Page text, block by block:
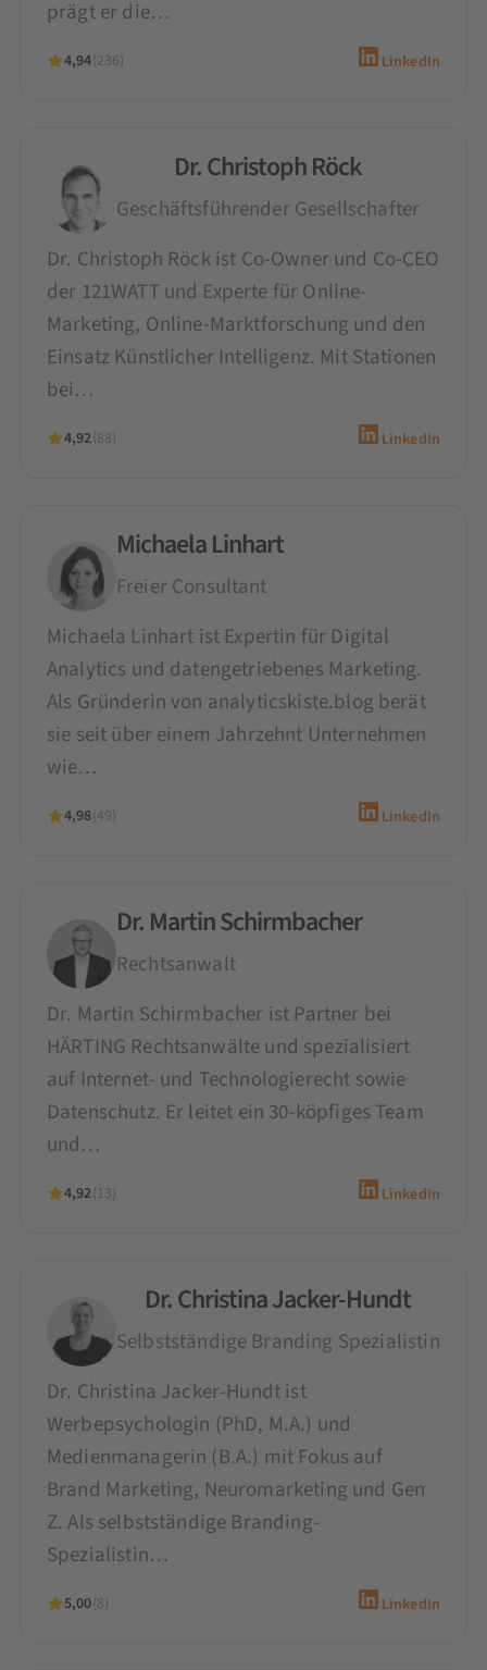
prägt er die…
4,94(236) LinkedIn
Dr. Christoph Röck
Geschäftsführender Gesellschafter
Dr. Christoph Röck ist Co-Owner und Co-CEO
der 121WATT und Experte für Online-
Marketing, Online-Marktforschung und den
Einsatz Künstlicher Intelligenz. Mit Stationen
bei…
4,92(88) LinkedIn
Michaela Linhart
Freier Consultant
Michaela Linhart ist Expertin für Digital
Analytics und datengetriebenes Marketing.
Als Gründerin von analyticskiste.blog berät
sie seit über einem Jahrzehnt Unternehmen
wie…
4,98(49) LinkedIn
Dr. Martin Schirmbacher
Rechtsanwalt
Dr. Martin Schirmbacher ist Partner bei
HÄRTING Rechtsanwälte und spezialisiert
auf Internet- und Technologierecht sowie
Datenschutz. Er leitet ein 30-köpfiges Team
und…
4,92(13) LinkedIn
Dr. Christina Jacker-Hundt
Selbstständige Branding Spezialistin
Dr. Christina Jacker-Hundt ist
Werbepsychologin (PhD, M.A.) und
Medienmanagerin (B.A.) mit Fokus auf
Brand Marketing, Neuromarketing und Gen
Z. Als selbstständige Branding-
Spezialistin…
5,00(8) LinkedIn